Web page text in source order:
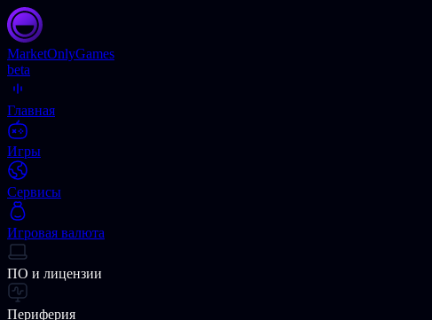
MarketOnlyGames
beta
Главная
Игры
Сервисы
Игровая валюта
ПО и лицензии
Периферия